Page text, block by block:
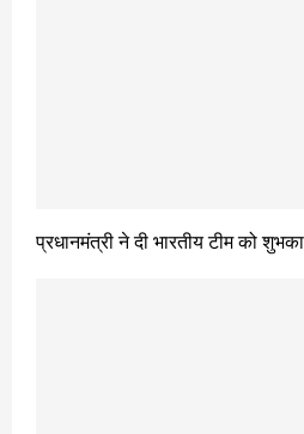
प्रधानमंत्री ने दी भारतीय टीम को